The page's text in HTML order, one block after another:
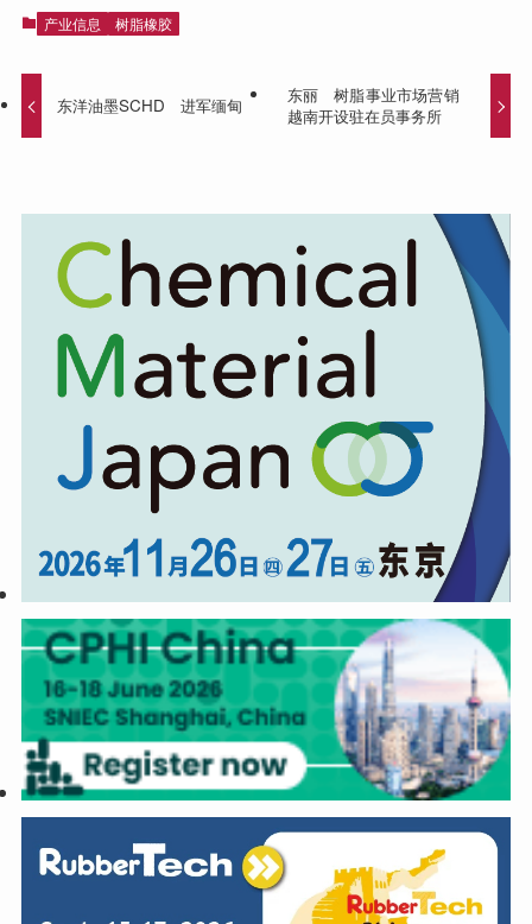
产业信息 树脂橡胶
东洋油墨SCHD 进军缅甸
东丽 树脂事业市场营销
越南开设驻在员事务所